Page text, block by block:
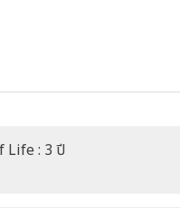
Life : 3 ปี